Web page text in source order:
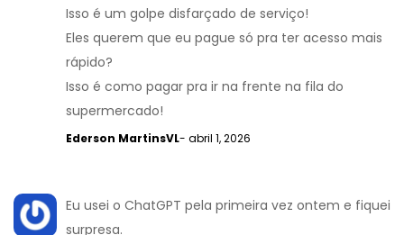
Isso é um golpe disfarçado de serviço!
Eles querem que eu pague só pra ter acesso mais
rápido?
Isso é como pagar pra ir na frente na fila do
supermercado!
Ederson MartinsVL- abril 1, 2026
Eu usei o ChatGPT pela primeira vez ontem e fiquei
surpresa.